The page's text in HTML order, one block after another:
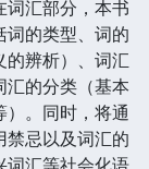
词汇部分，本书
词的类型、词的
的辨析）、词汇
汇的分类（基本
。同时，将通
禁忌以及词汇的